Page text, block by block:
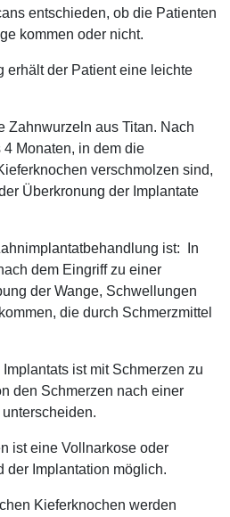
entschieden, ob die Patienten
kommen oder nicht.
erhält der Patient eine leichte
Zahnwurzeln aus Titan. Nach
Monaten, in dem die
verschmolzen sind,
Überkronung der Implantate
ist: In
dem Eingriff zu einer
der Wange, Schwellungen
die durch Schmerzmittel
ist mit Schmerzen zu
den Schmerzen nach einer
ist eine Vollnarkose oder
der Implantation möglich.
Kieferknochen werden